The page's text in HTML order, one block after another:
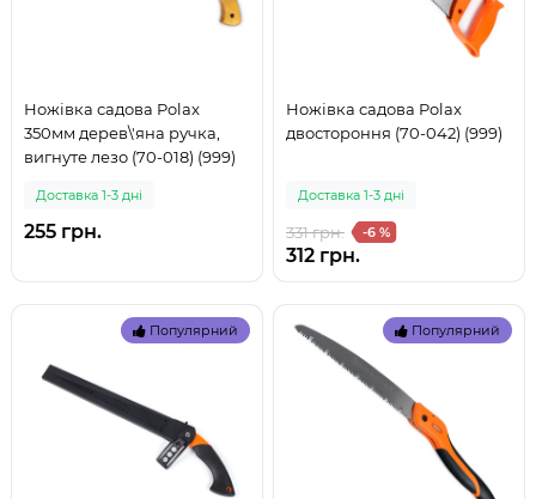
Ножівка садова Polax
350мм дерев\'яна ручка,
вигнуте лезо (70-018) (999)
Доставка 1-3 дні
255 грн.
Ножівка садова Polax
двостороння (70-042) (999)
Доставка 1-3 дні
331 грн. -6 %
312 грн.
Популярний Популярний